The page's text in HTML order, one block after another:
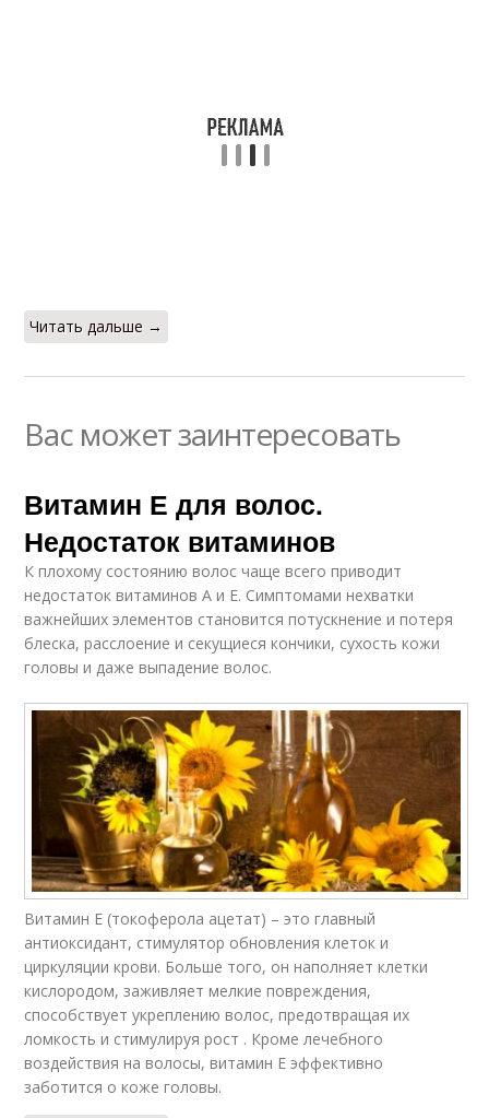
Читать дальше →
Вас может заинтересовать
Витамин Е для волос.
Недостаток витаминов
К плохому состоянию волос чаще всего приводит
недостаток витаминов А и Е. Симптомами нехватки
важнейших элементов становится потускнение и потеря
блеска, расслоение и секущиеся кончики, сухость кожи
головы и даже выпадение волос.
Витамин Е (токоферола ацетат) – это главный
антиоксидант, стимулятор обновления клеток и
циркуляции крови. Больше того, он наполняет клетки
кислородом, заживляет мелкие повреждения,
способствует укреплению волос, предотвращая их
ломкость и стимулируя рост . Кроме лечебного
воздействия на волосы, витамин Е эффективно
заботится о коже головы.